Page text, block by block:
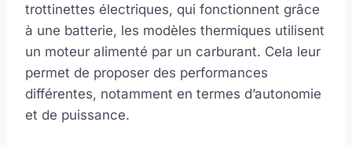
trottinettes électriques, qui fonctionnent grâce
à une batterie, les modèles thermiques utilisent
un moteur alimenté par un carburant. Cela leur
permet de proposer des performances
différentes, notamment en termes d’autonomie
et de puissance.